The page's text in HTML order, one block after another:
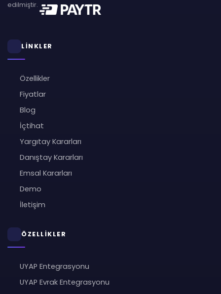
edilmiştir.
LİNKLER
Özellikler
Fiyatlar
Blog
İçtihat
Yargıtay Kararları
Danıştay Kararları
Emsal Kararları
Demo
İletişim
ÖZELLİKLER
UYAP Entegrasyonu
UYAP Evrak Entegrasyonu